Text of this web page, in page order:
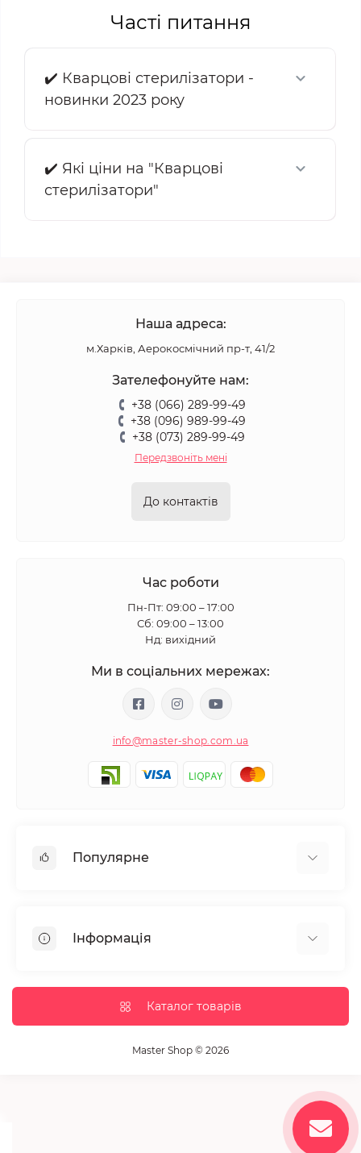
Часті питання
✔️ Кварцові стерилізатори -
новинки 2023 року
✔️ Які ціни на "Кварцові
стерилізатори"
Наша адреса:
м.Харків, Аерокосмічний пр-т, 41/2
Зателефонуйте нам:
+38 (066) 289-99-49
+38 (096) 989-99-49
+38 (073) 289-99-49
Передзвоніть мені
До контактів
Час роботи
Пн-Пт: 09:00 – 17:00
Сб: 09:00 – 13:00
Нд: вихідний
Ми в соціальних мережах:
info@master-shop.com.ua
Популярне
Парафінотерапія
Вії та брови
Дезінфекція та стерилізація
Пензлики і набори для макіяжу
Інформація
Доставка та оплата
Корисні статті
Каталог товарів
Master Shop © 2026